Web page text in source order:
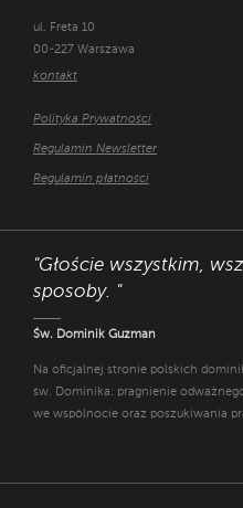
ul. Freta 10
00-227 Warszawa
kontakt
Polityka Prywatności
Regulamin Newsletter
Regulamin płatności
"Głoście wszystkim,
sposoby. "
Św. Dominik Guzman
Na oficjalnej stronie polskich
św. Dominika: pragnienie
we wspólnocie oraz poszukiwania